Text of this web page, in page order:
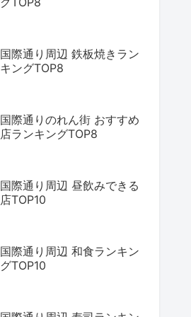
国際通り周辺 鉄板焼きラン
キングTOP8
国際通りのれん街 おすすめ
店ランキングTOP8
国際通り周辺 昼飲みできる
店TOP10
国際通り周辺 和食ランキン
グTOP10